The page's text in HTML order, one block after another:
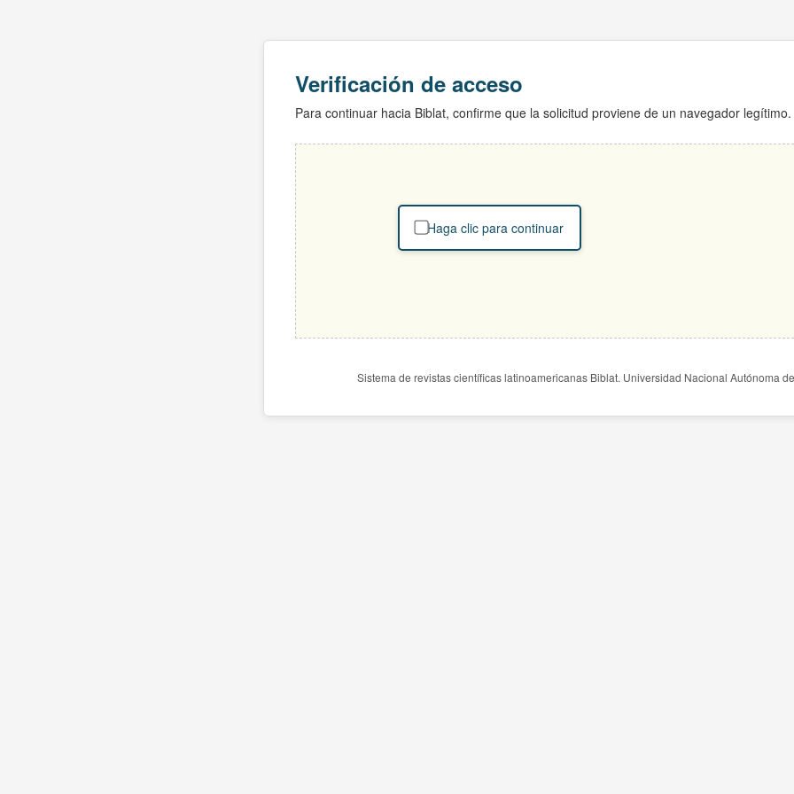
Verificación de acceso
Para continuar hacia Biblat, confirme que la solicitud proviene de un navegador legítimo.
Haga clic para continuar
Sistema de revistas científicas latinoamericanas Biblat. Universidad Nacional Autónoma